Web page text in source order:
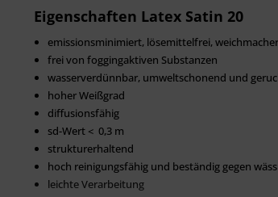
Eigenschaften Latex Satin 20
emissionsminimiert, lösemittelfrei,
frei von foggingaktiven Substanzen
wasserverdünnbar, umweltschonend und
hoher Weißgrad
diffusionsfähig
sd-Wert < 0,3 m
strukturerhaltend
hoch reinigungsfähig und beständig gegen
leichte Verarbeitung